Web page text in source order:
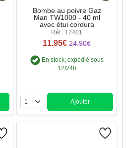
Bombe au poivre Gaz
Man TW1000 - 40 ml
avec étui cordura
Réf : 17401
11.95€ 24.90€
En stock, expédié sous
12/24h
Quantité
Ajouter